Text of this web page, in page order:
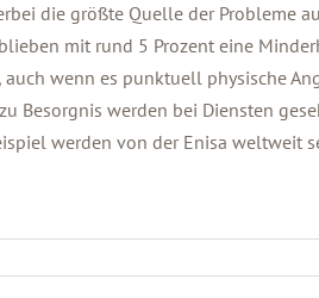
die größte Quelle der Probleme
mit rund 5 Prozent eine
wenn es punktuell physische
Besorgnis werden bei Diensten
werden von der Enisa weltweit